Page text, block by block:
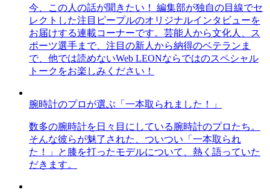
今、この人の話が聞きたい！ 編集部が独自の目線でセ
レクトした注目ピープルのオリジナルインタビューを
お届けする連載コーナーです。芸能人から文化人、ス
ポーツ選手まで、注目の新人から納得のベテランま
で、他では読めないWeb LEONならではのスペシャル
トークをお楽しみください！
腕時計のプロが選ぶ「一本取られました！」
数多の腕時計を日々目にしている腕時計のプロたち。
そんな彼らが魅了された、ついつい「一本取られ
た！」と膝を打ったモデルについて、熱く語っていた
だきます。